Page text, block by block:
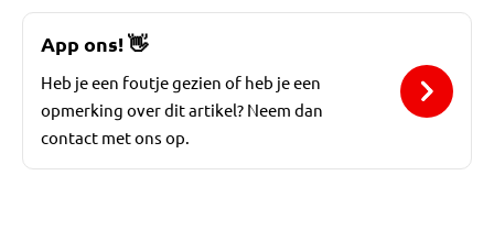
App ons!👋
Heb je een foutje gezien of heb je een
opmerking over dit artikel? Neem dan
contact met ons op.